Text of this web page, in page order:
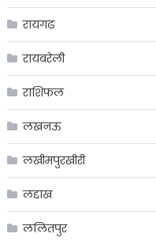
रायगढ़
रायबरेली
राशिफल
लखनऊ
लखीमपुरखीरी
लद्दाख
ललितपुर